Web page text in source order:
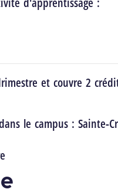
et couvre 2
le campus :Sainte-